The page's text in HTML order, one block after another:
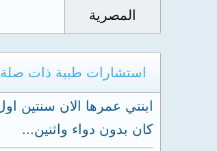
المصرية
استشارات طبية ذات صلة
كان بدون دواء واثنين...